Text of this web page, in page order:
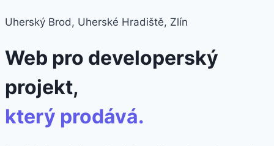
Uherský Brod, Uherské Hradiště, Zlín
Web pro developerský
projekt,
který prodává.